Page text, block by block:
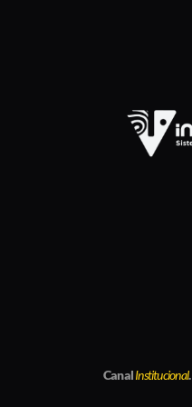
CanalInstitucional.